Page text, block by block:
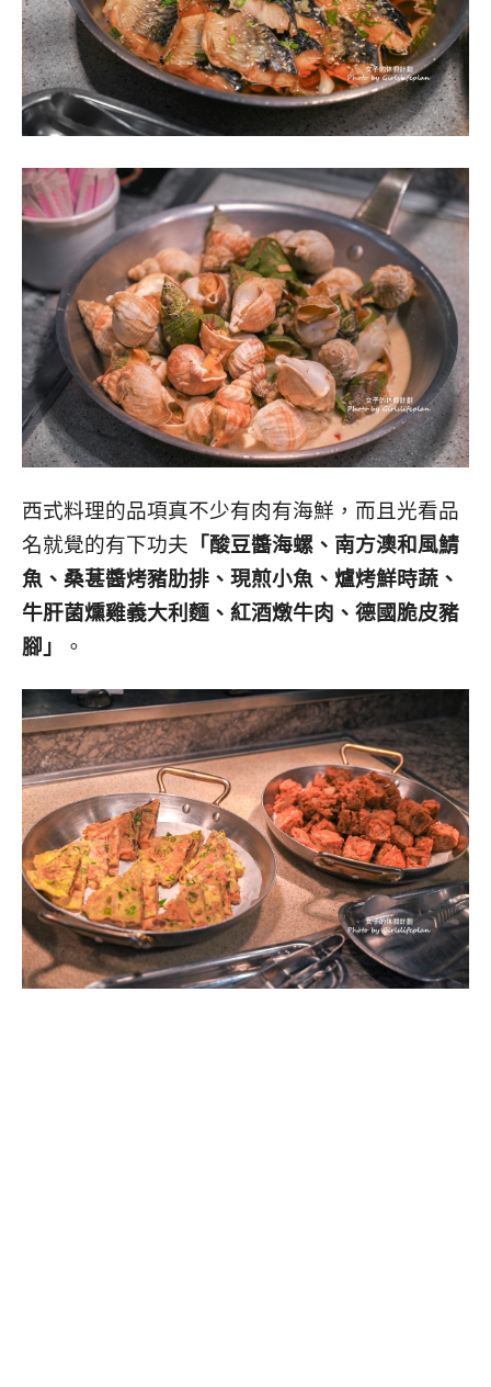
西式料理的品項真不少有肉有海鮮，而且光看品
名就覺的有下功夫 「酸豆醬海螺、南方澳和風鯖
魚、桑葚醬烤豬肋排、現煎小魚、爐烤鮮時蔬、
牛肝菌燻雞義大利麵、紅酒燉牛肉、德國脆皮豬
腳」
。